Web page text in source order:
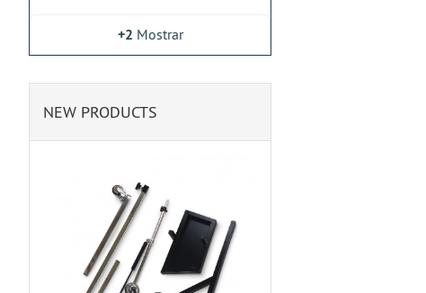
+2 Mostrar
NEW PRODUCTS